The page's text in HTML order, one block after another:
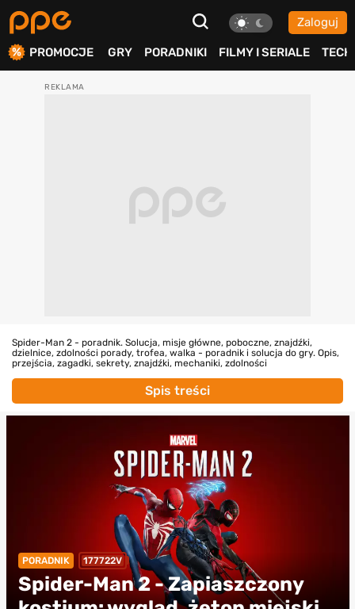
Zaloguj
PROMOCJE GRY PORADNIKI FILMY I SERIALE TECH
Spider-Man 2 - poradnik. Solucja, misje główne, poboczne, znajdźki,
dzielnice, zdolności porady, trofea, walka - poradnik i solucja do gry. Opis,
przejścia, zagadki, sekrety, znajdźki, mechaniki, zdolności
Spis treści
PORADNIK 177722V
Spider-Man 2 - Zapiaszczony